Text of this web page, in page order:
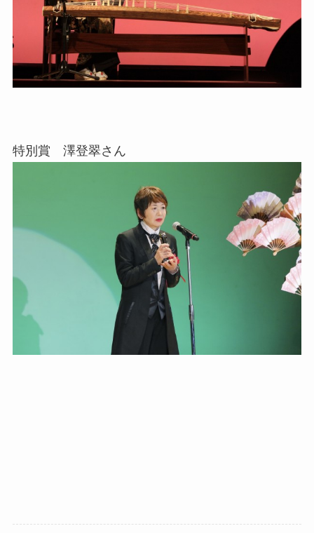
特別賞 澤登翠さん